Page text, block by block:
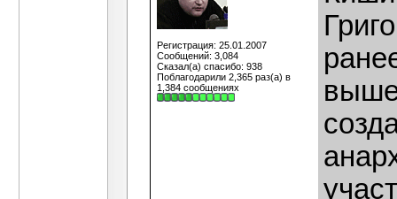
Регистрация: 25.01.2007
Сообщений: 3,084
Сказал(а) спасибо: 938
Поблагодарили 2,365 раз(а) в
1,384 сообщениях